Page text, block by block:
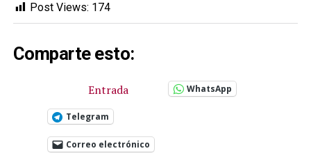
Post Views: 174
Comparte esto:
Entrada WhatsApp
Telegram
Correo electrónico